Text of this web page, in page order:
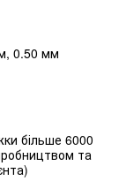
0.50 мм
більше 6000
та